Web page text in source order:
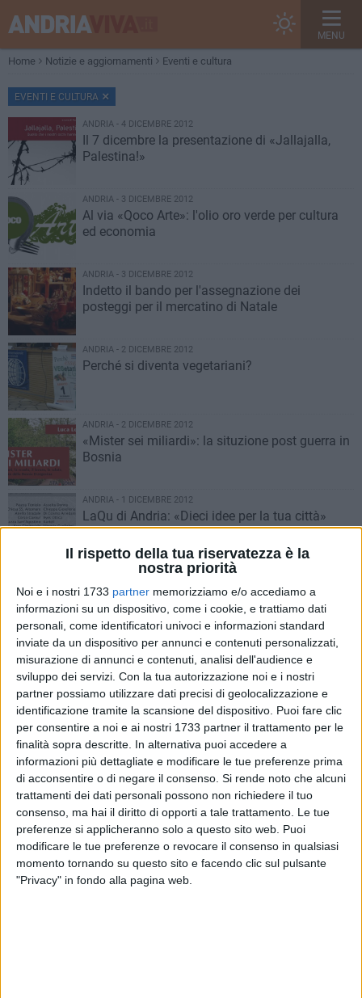
Il rispetto della tua riservatezza è la
nostra priorità
Noi e i nostri 1733 partner memorizziamo e/o accediamo a
informazioni su un dispositivo, come i cookie, e trattiamo dati
personali, come identificatori univoci e informazioni standard
inviate da un dispositivo per annunci e contenuti personalizzati,
misurazione di annunci e contenuti, analisi dell'audience e
sviluppo dei servizi. Con la tua autorizzazione noi e i nostri
partner possiamo utilizzare dati precisi di geolocalizzazione e
identificazione tramite la scansione del dispositivo. Puoi fare clic
per consentire a noi e ai nostri 1733 partner il trattamento per le
finalità sopra descritte. In alternativa puoi accedere a
informazioni più dettagliate e modificare le tue preferenze prima
di acconsentire o di negare il consenso. Si rende noto che alcuni
trattamenti dei dati personali possono non richiedere il tuo
consenso, ma hai il diritto di opporti a tale trattamento. Le tue
preferenze si applicheranno solo a questo sito web. Puoi
modificare le tue preferenze o revocare il consenso in qualsiasi
momento tornando su questo sito e facendo clic sul pulsante
"Privacy" in fondo alla pagina web.
MENU
Home Notizie e aggiornamenti Eventi e cultura
EVENTI E CULTURA
ANDRIA - 4 DICEMBRE 2012
Il 7 dicembre la presentazione di «Jallajalla,
Palestina!»
ANDRIA - 3 DICEMBRE 2012
Al via «Qoco Arte»: l'olio oro verde per cultura
ed economia
ANDRIA - 3 DICEMBRE 2012
Indetto il bando per l'assegnazione dei
posteggi per il mercatino di Natale
ANDRIA - 2 DICEMBRE 2012
Perché si diventa vegetariani?
ANDRIA - 2 DICEMBRE 2012
«Mister sei miliardi»: la situzione post guerra in
Bosnia
ANDRIA - 1 DICEMBRE 2012
LaQu di Andria: «Dieci idee per la tua città»
ANDRIA - 30 NOVEMBRE 2012
Solidarietà in Ballo: Andria a favore dei disabili
ANDRIA - 30 NOVEMBRE 2012
La Cultura può salvare il mondo? Terzo
dialogo del progetto LiberaMente
ANDRIA - 30 NOVEMBRE 2012
«#qocogram» : il primo concorso fotografico di
Qoco su Instagram
ANDRIA - 29 NOVEMBRE 2012
Tanti gli appuntamenti per la XIII edizione di
«Qoco» Capitale: un filo d'olio nel piatto
ANDRIA - 29 NOVEMBRE 2012
Andria «capitale» della musica lirica